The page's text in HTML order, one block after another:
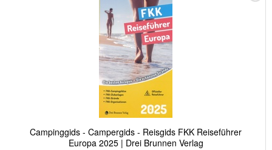
Campinggids - Campergids - Reisgids FKK Reiseführer
Europa 2025 | Drei Brunnen Verlag